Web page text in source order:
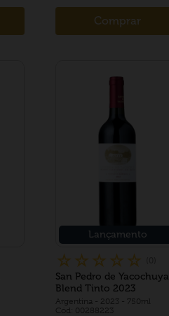
Comprar
Lançamento
☆ ☆ ☆ ☆ ☆
San Pedro de Yacochuya
Blend Tinto 2023
Argentina- 2023 - 750ml
Cód: 00288223